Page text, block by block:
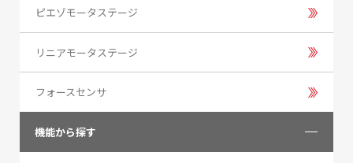
ピエゾモータステージ
リニアモータステージ
フォースセンサ
機能から探す